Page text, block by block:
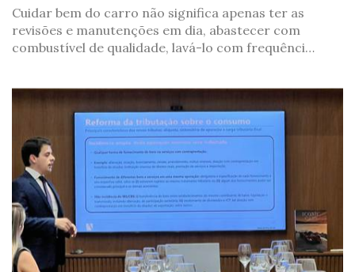
Cuidar bem do carro não significa apenas ter as
revisões e manutenções em dia, abastecer com
combustível de qualidade, lavá-lo com frequênci…